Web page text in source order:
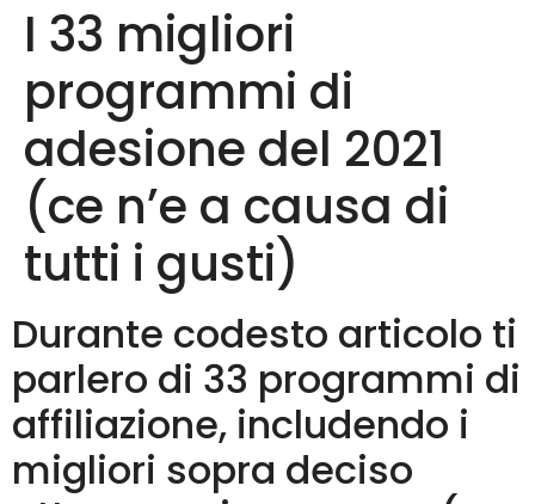
I 33 migliori
programmi di
adesione del 2021
(ce n’e a causa di
tutti i gusti)
Durante codesto articolo ti
parlero di 33 programmi di
affiliazione, includendo i
migliori sopra deciso